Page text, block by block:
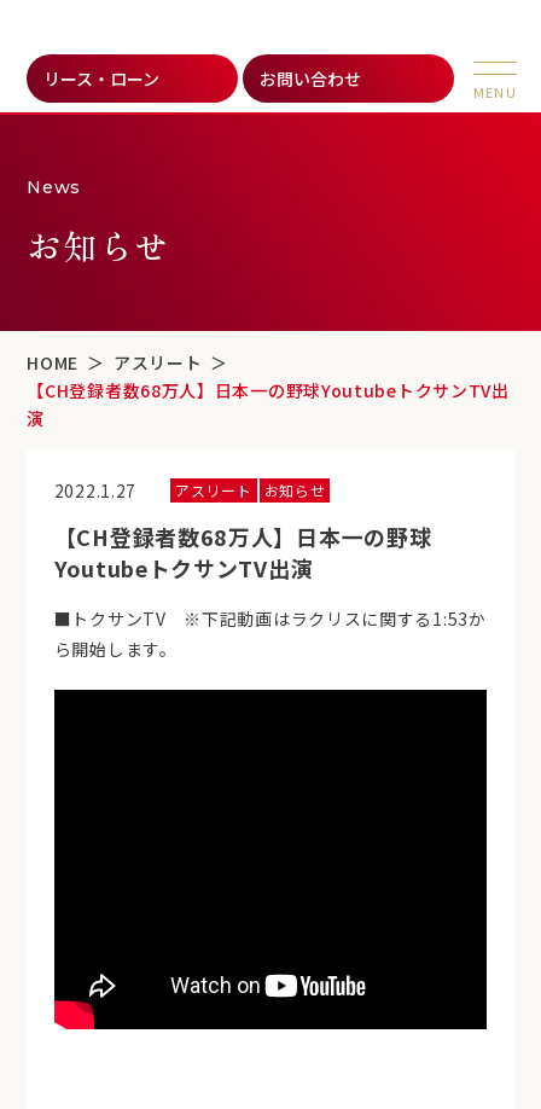
リース・ローン お問い合わせ
News
お知らせ
HOME
アスリート
【CH登録者数68万人】日本一の野球YoutubeトクサンTV出
演
2022.1.27 アスリート お知らせ
【CH登録者数68万人】日本一の野球
YoutubeトクサンTV出演
■トクサンTV ※下記動画はラクリスに関する1:53か
ら開始します。